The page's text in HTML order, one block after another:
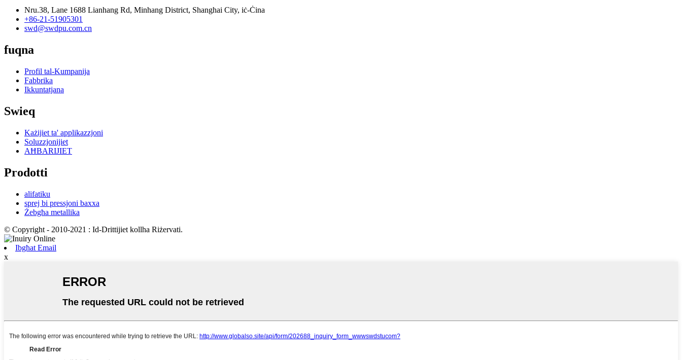
Nru.38, Lane 1688 Lianhang Rd, Minhang District, Shanghai City, iċ-Ċina
+86-21-51905301
swd@swdpu.com.cn
fuqna
Profil tal-Kumpanija
Fabbrika
Ikkuntatjana
Swieq
Każijiet ta' applikazzjoni
Soluzzjonijiet
AĦBARIJIET
Prodotti
alifatiku
sprej bi pressjoni baxxa
Żebgħa metallika
© Copyright - 2010-2021 : Id-Drittijiet kollha Riżervati.
Ibgħat Email
x